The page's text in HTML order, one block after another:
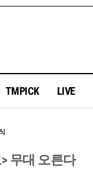
TMPICK LIVE
무대 오른다